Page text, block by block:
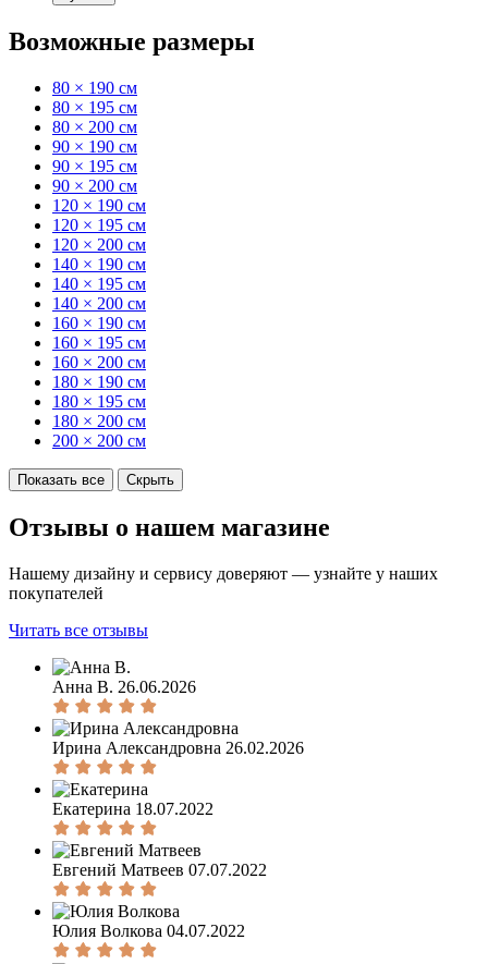
Возможные размеры
80 × 190 см
80 × 195 см
80 × 200 см
90 × 190 см
90 × 195 см
90 × 200 см
120 × 190 см
120 × 195 см
120 × 200 см
140 × 190 см
140 × 195 см
140 × 200 см
160 × 190 см
160 × 195 см
160 × 200 см
180 × 190 см
180 × 195 см
180 × 200 см
200 × 200 см
Показать все Скрыть
Отзывы о нашем магазине
Нашему дизайну и сервису доверяют — узнайте у наших
покупателей
Читать все отзывы
Анна В. 26.06.2026
Ирина Александровна 26.02.2026
Екатерина 18.07.2022
Евгений Матвеев 07.07.2022
Юлия Волкова 04.07.2022